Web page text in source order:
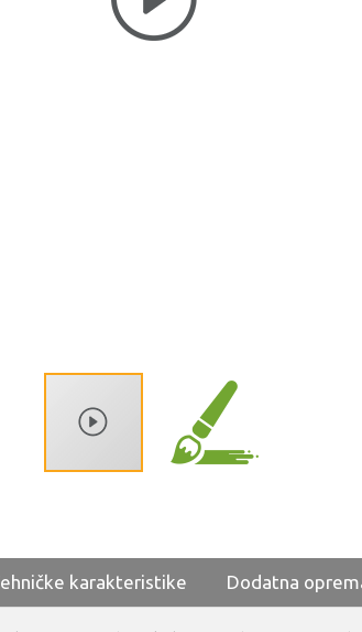
karakteristike Dodatna